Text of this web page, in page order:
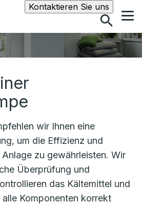
Kontaktieren Sie unsSuche
wir Ihnen eine
um die Effizienz und
zu gewährleisten. Wir
Überprüfung und
das Kältemittel und
Komponenten korrekt